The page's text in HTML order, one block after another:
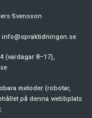
Svensson
info@spraktidningen.se
(vardagar 8–17),
metoder (robotar,
på denna webbplats